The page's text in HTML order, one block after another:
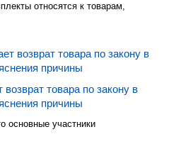
относятся к товарам,
возврат товара по закону в
причины
основные участники